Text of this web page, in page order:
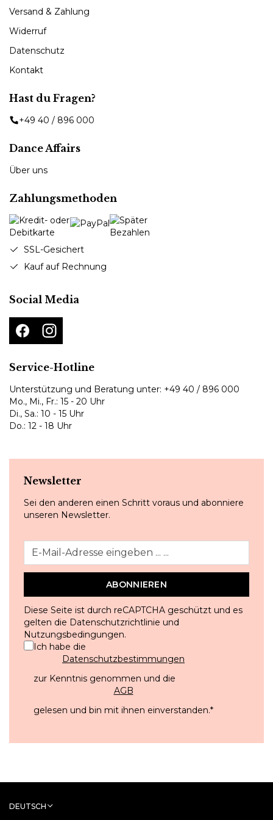
Versand & Zahlung
Widerruf
Datenschutz
Kontakt
Hast du Fragen?
+49 40 / 896 000
Dance Affairs
Über uns
Zahlungsmethoden
SSL-Gesichert
Kauf auf Rechnung
Social Media
Service-Hotline
Unterstützung und Beratung unter: +49 40 / 896 000
Mo., Mi., Fr.: 15 - 20 Uhr
Di., Sa.: 10 - 15 Uhr
Do.: 12 - 18 Uhr
Newsletter
Sei den anderen einen Schritt voraus und abonniere
unseren Newsletter.
ABONNIEREN
Diese Seite ist durch reCAPTCHA geschützt und es
gelten die Datenschutzrichtlinie und
Nutzungsbedingungen.
Ich habe die
Datenschutzbestimmungen
zur Kenntnis genommen und die
AGB
gelesen und bin mit ihnen einverstanden.*
DEUTSCH